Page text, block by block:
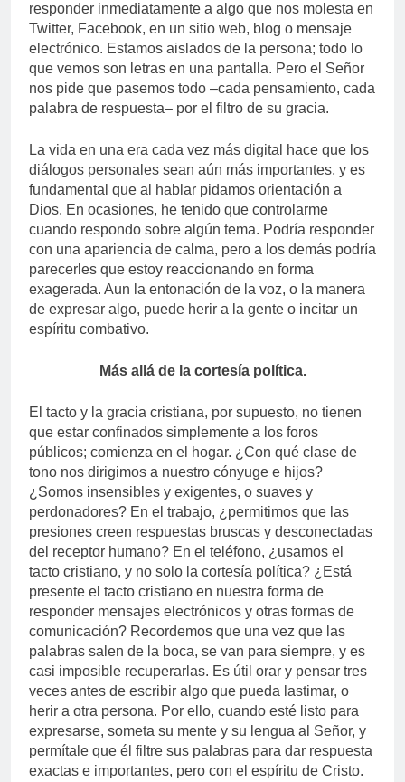
responder inmediatamente a algo que nos molesta en
Twitter, Facebook, en un sitio web, blog o mensaje
electrónico. Estamos aislados de la persona; todo lo
que vemos son letras en una pantalla. Pero el Señor
nos pide que pasemos todo –cada pensamiento, cada
palabra de respuesta– por el filtro de su gracia.
La vida en una era cada vez más digital hace que los
diálogos personales sean aún más importantes, y es
fundamental que al hablar pidamos orientación a
Dios. En ocasiones, he tenido que controlarme
cuando respondo sobre algún tema. Podría responder
con una apariencia de calma, pero a los demás podría
parecerles que estoy reaccionando en forma
exagerada. Aun la entonación de la voz, o la manera
de expresar algo, puede herir a la gente o incitar un
espíritu combativo.
Más allá de la cortesía política.
El tacto y la gracia cristiana, por supuesto, no tienen
que estar confinados simplemente a los foros
públicos; comienza en el hogar. ¿Con qué clase de
tono nos dirigimos a nuestro cónyuge e hijos?
¿Somos insensibles y exigentes, o suaves y
perdonadores? En el trabajo, ¿permitimos que las
presiones creen respuestas bruscas y desconectadas
del receptor humano? En el teléfono, ¿usamos el
tacto cristiano, y no solo la cortesía política? ¿Está
presente el tacto cristiano en nuestra forma de
responder mensajes electrónicos y otras formas de
comunicación? Recordemos que una vez que las
palabras salen de la boca, se van para siempre, y es
casi imposible recuperarlas. Es útil orar y pensar tres
veces antes de escribir algo que pueda lastimar, o
herir a otra persona. Por ello, cuando esté listo para
expresarse, someta su mente y su lengua al Señor, y
permítale que él filtre sus palabras para dar respuesta
exactas e importantes, pero con el espíritu de Cristo.